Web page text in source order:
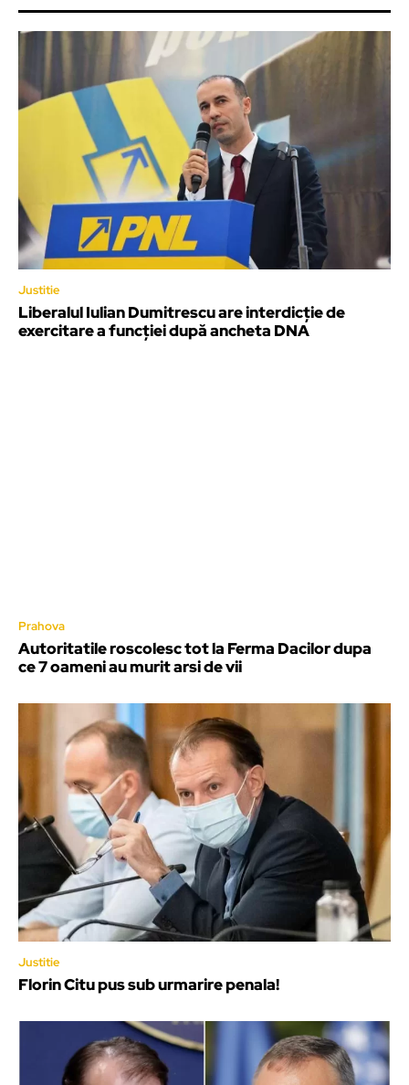
Justitie
Liberalul Iulian Dumitrescu are interdicţie de
exercitare a funcţiei după ancheta DNA
Prahova
Autoritatile roscolesc tot la Ferma Dacilor dupa
ce 7 oameni au murit arsi de vii
Justitie
Florin Citu pus sub urmarire penala!